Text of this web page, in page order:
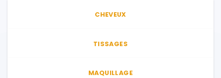
CHEVEUX
TISSAGES
MAQUILLAGE